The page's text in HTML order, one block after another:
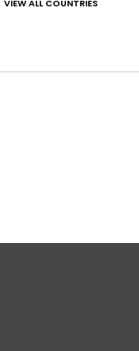
VIEW ALL COUNTRIES